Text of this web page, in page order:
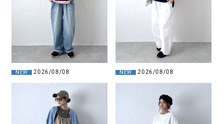
NEW 2026/08/08 NEW 2026/08/08